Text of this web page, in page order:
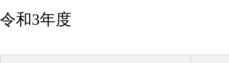
令和3年度